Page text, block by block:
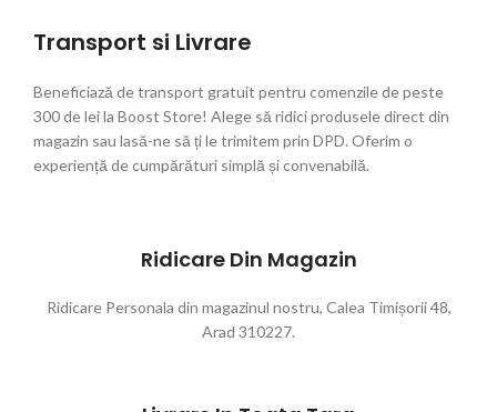
Transport si Livrare
Beneficiază de transport gratuit pentru comenzile de peste
300 de lei la Boost Store! Alege să ridici produsele direct din
magazin sau lasă-ne să ți le trimitem prin DPD. Oferim o
experiență de cumpărături simplă și convenabilă.
Ridicare Din Magazin
Ridicare Personala din magazinul nostru, Calea Timișorii 48,
Arad 310227.